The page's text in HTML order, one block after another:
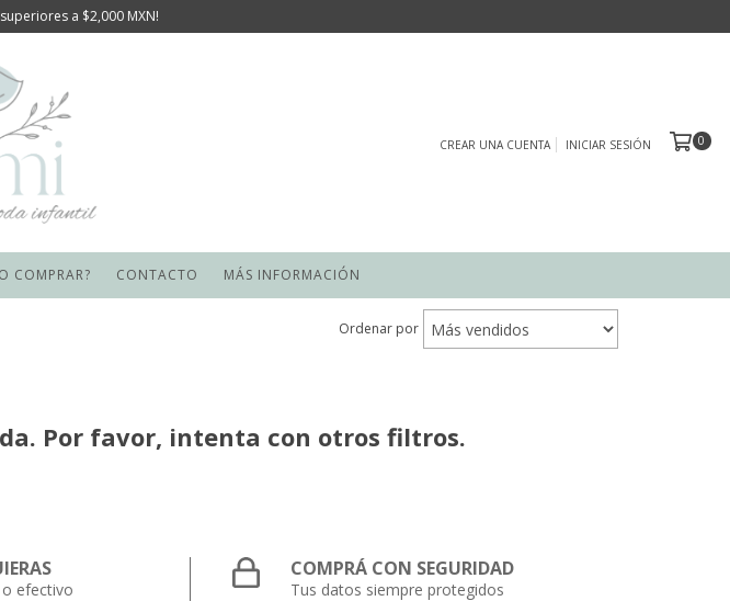
a $2,000 MXN!
CREAR UNA CUENTA INICIAR SESIÓN 0
COMPRAR? CONTACTO MÁS INFORMACIÓN
Ordenar por
Por favor, intenta con otros filtros.
efectivo
COMPRÁ CON SEGURIDAD
Tus datos siempre protegidos